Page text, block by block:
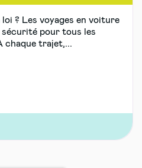
? Les voyages en voiture
pour tous les
chaque trajet,...